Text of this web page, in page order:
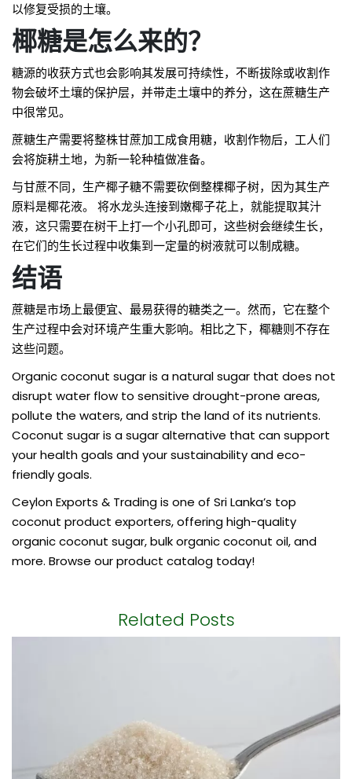
以修复受损的土壤。
椰糖是怎么来的？
糖源的收获方式也会影响其发展可持续性，不断拔除或收割作
物会破坏土壤的保护层，并带走土壤中的养分，这在蔗糖生产
中很常见。
蔗糖生产需要将整株甘蔗加工成食用糖，收割作物后，工人们
会将旋耕土地，为新一轮种植做准备。
与甘蔗不同，生产椰子糖不需要砍倒整棵椰子树，因为其生产
原料是椰花液。 将水龙头连接到嫩椰子花上，就能提取其汁
液，这只需要在树干上打一个小孔即可，这些树会继续生长，
在它们的生长过程中收集到一定量的树液就可以制成糖。
结语
蔗糖是市场上最便宜、最易获得的糖类之一。然而，它在整个
生产过程中会对环境产生重大影响。相比之下，椰糖则不存在
这些问题。
Organic coconut sugar is a natural sugar that does not
disrupt water flow to sensitive drought-prone areas,
pollute the waters, and strip the land of its nutrients.
Coconut sugar is a sugar alternative that can support
yourhealth goals and your sustainability and eco-
friendly goals.
Ceylon Exports & Trading is one of Sri Lanka’s top
coconut product exporters, offering high-quality
organic coconut sugar, bulk organic coconut oil, and
more. Browse our product catalog today!
Related Posts